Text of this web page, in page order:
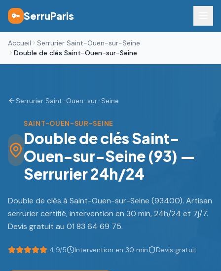
🔑 SerruParis
Accueil
Serrurier Saint-Ouen-sur-Seine
Double de clés Saint-Ouen-sur-Seine
Serrurier Saint-Ouen-sur-Seine
SAINT-OUEN-SUR-SEINE
Double de clés Saint-
Ouen-sur-Seine (93) —
Serrurier 24h/24
Double de clés à Saint-Ouen-sur-Seine (93400). Artisan
serrurier certifié, intervention en 30 min, 24h/24 et 7j/7.
Devis gratuit au 01 83 64 69 75.
4.9/5 Intervention en 30 min Devis gratuit